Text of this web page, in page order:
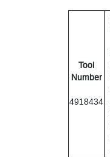
Tool
Number
4918434